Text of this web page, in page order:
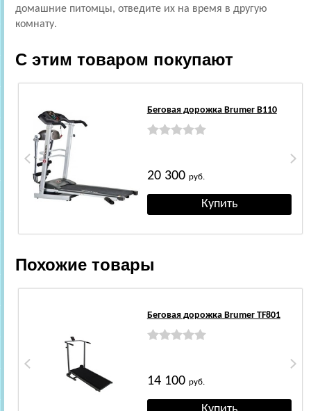
домашние питомцы, отведите их на время в другую
комнату.
С этим товаром покупают
Беговая дорожка Brumer B110
20 300 руб.
Похожие товары
Беговая дорожка Brumer TF801
14 100 руб.